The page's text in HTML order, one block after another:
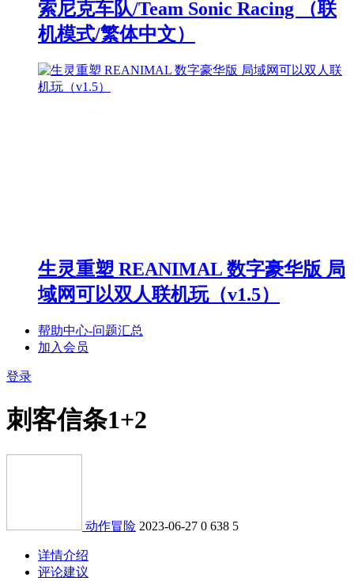
索尼克车队/Team Sonic Racing （联
机模式/繁体中文）
生灵重塑 REANIMAL 数字豪华版 局
域网可以双人联机玩（v1.5）
帮助中心-问题汇总
加入会员
登录
刺客信条1+2
动作冒险 2023-06-27 0 638 5
详情介绍
评论建议